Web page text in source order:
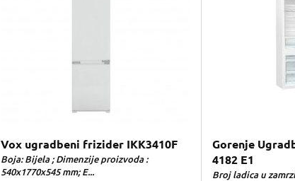
Vox ugradbeni frizider IKK3410F
Boja: Bijela ; Dimenzije proizvoda :
540x1770x545 mm; E...
Gorenje
4182 E1
Broj ladica u